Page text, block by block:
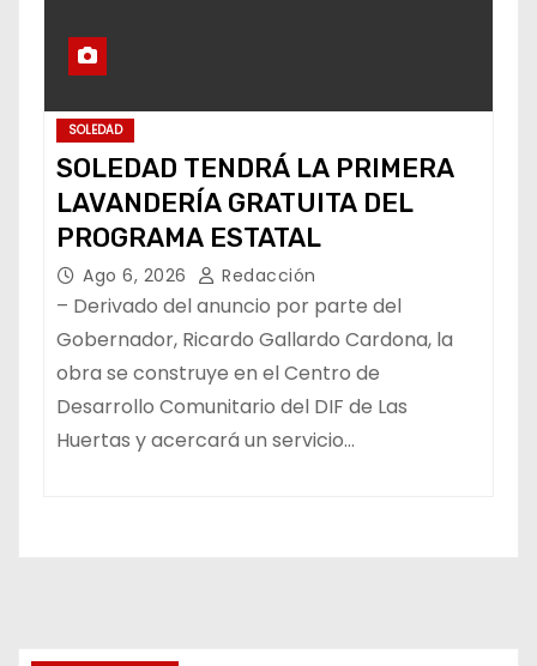
SOLEDAD
SOLEDAD TENDRÁ LA PRIMERA
LAVANDERÍA GRATUITA DEL
PROGRAMA ESTATAL
Ago 6, 2026 Redacción
– Derivado del anuncio por parte del
Gobernador, Ricardo Gallardo Cardona, la
obra se construye en el Centro de
Desarrollo Comunitario del DIF de Las
Huertas y acercará un servicio…